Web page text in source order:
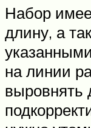
Набор
длину, а
на линии
выровнять